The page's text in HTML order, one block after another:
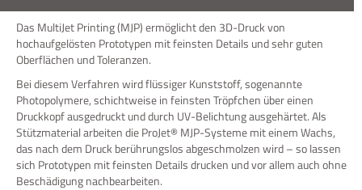
Das MultiJet Printing (MJP) ermöglicht den 3D-Druck von
hochaufgelösten Prototypen mit feinsten Details und sehr guten
Oberflächen und Toleranzen.
Bei diesem Verfahren wird flüssiger Kunststoff, sogenannte
Photopolymere, schichtweise in feinsten Tröpfchen über einen
Druckkopf ausgedruckt und durch UV-Belichtung ausgehärtet. Als
Stützmaterial arbeiten die ProJet® MJP-Systeme mit einem Wachs,
das nach dem Druck berührungslos abgeschmolzen wird – so lassen
sich Prototypen mit feinsten Details drucken und vor allem auch ohne
Beschädigung nachbearbeiten.